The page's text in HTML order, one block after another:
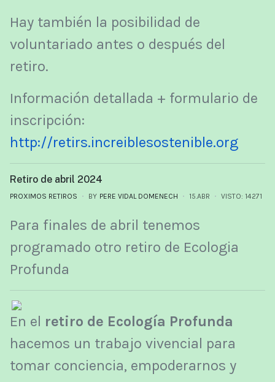
Hay también la posibilidad de
voluntariado antes o después del
retiro.
Información detallada + formulario de
inscripción:
http://retirs.increiblesostenible.org
Retiro de abril 2024
PROXIMOS RETIROS BY PERE VIDAL DOMENECH 15.ABR VISTO: 14271
Para finales de abril tenemos
programado otro retiro de Ecologia
Profunda
En el retiro de Ecología Profunda
hacemos un trabajo vivencial para
tomar conciencia, empoderarnos y